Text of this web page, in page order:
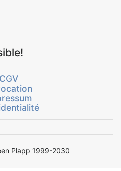
CGV
Plapp 1999-2030